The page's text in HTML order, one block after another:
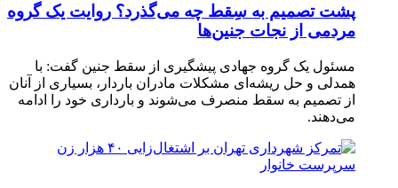
پشت تصمیم به سِقط چه می‌گذرد؟ روایت یک گروه
مردمی از نجات جنین‌ها
مسئول یک گروه جهادی پیشگیری از سقط جنین گفت: با
همدلی و حل ریشه‌ای مشکلات مادران باردار، بسیاری از آنان
از تصمیم به سقط منصرف می‌شوند و بارداری خود را ادامه
می‌دهند.